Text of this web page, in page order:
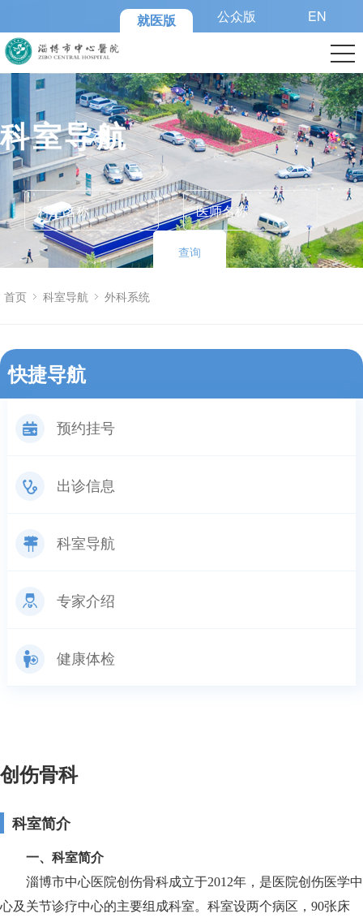
就医版 公众版 EN
科室导航
查询
首页 科室导航 外科系统
快捷导航
预约挂号
出诊信息
科室导航
专家介绍
健康体检
创伤骨科
科室简介
一、科室简介
淄博市中心医院创伤骨科成立于2012年，是医院创伤医学中
心及关节诊疗中心的主要组成科室。科室设两个病区，90张床